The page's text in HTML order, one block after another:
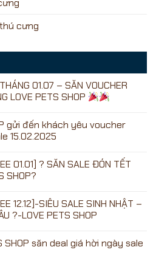
cưng
01.07 – SĂN VOUCHER
LOVE PETS SHOP
gửi đến khách yêu voucher
15.02.2025
01.01] ? SĂN SALE ĐÓN TẾT
SHOP?
12.12]-SIÊU SALE SINH NHẬT –
?-LOVE PETS SHOP
SHOP săn deal giá hời ngày sale